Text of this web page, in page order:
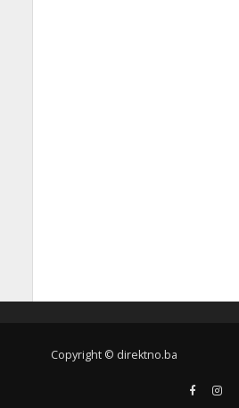
Copyright © direktno.ba